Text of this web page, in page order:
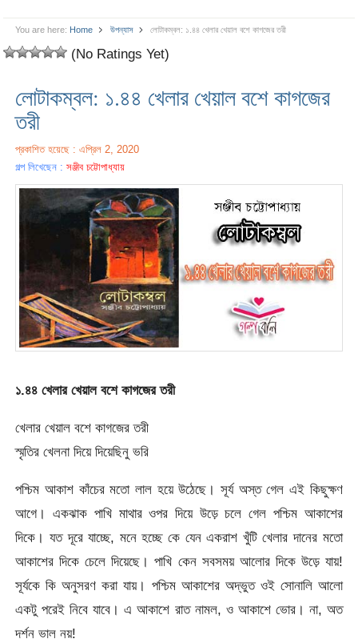
You are here: Home উপন্যাস লোটাকম্বল: ১.৪৪ খেলার খেয়াল বশে কাগজের তরী
(No Ratings Yet)
লোটাকম্বল: ১.৪৪ খেলার খেয়াল বশে কাগজের
তরী
প্রকাশিত হয়েছে : এপ্রিল 2, 2020
গল্প লিখেছেন :সঞ্জীব চট্টোপাধ্যায়
১.৪৪ খেলার খেয়াল বশে কাগজের তরী
খেলার খেয়াল বশে কাগজের তরী
স্মৃতির খেলনা দিয়ে দিয়েছিনু ভরি
পশ্চিম আকাশ কাঁচের মতো লাল হয়ে উঠেছে। সূর্য অস্ত গেল এই কিছুক্ষণ
আগে। একঝাক পাখি মাথার ওপর দিয়ে উড়ে চলে গেল পশ্চিম আকাশের
দিকে। যত দূরে যাচ্ছে, মনে হচ্ছে কে যেন একরাশ খুঁটি খেলার দানের মতো
আকাশের দিকে চেলে দিয়েছে। পাখি কেন সবসময় আলোর দিকে উড়ে যায়!
সূর্যকে কি অনুসরণ করা যায়। পশ্চিম আকাশের অদ্ভুত ওই সোনালি আলো
একটু পরেই নিবে যাবে। এ আকাশে রাত নামল, ও আকাশে ভোর। না, অত
দর্শন ভাল নয়!